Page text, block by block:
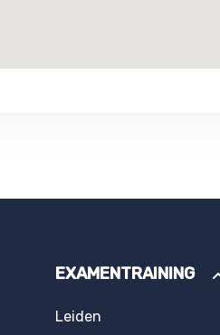
EXAMENTRAINING
Leiden